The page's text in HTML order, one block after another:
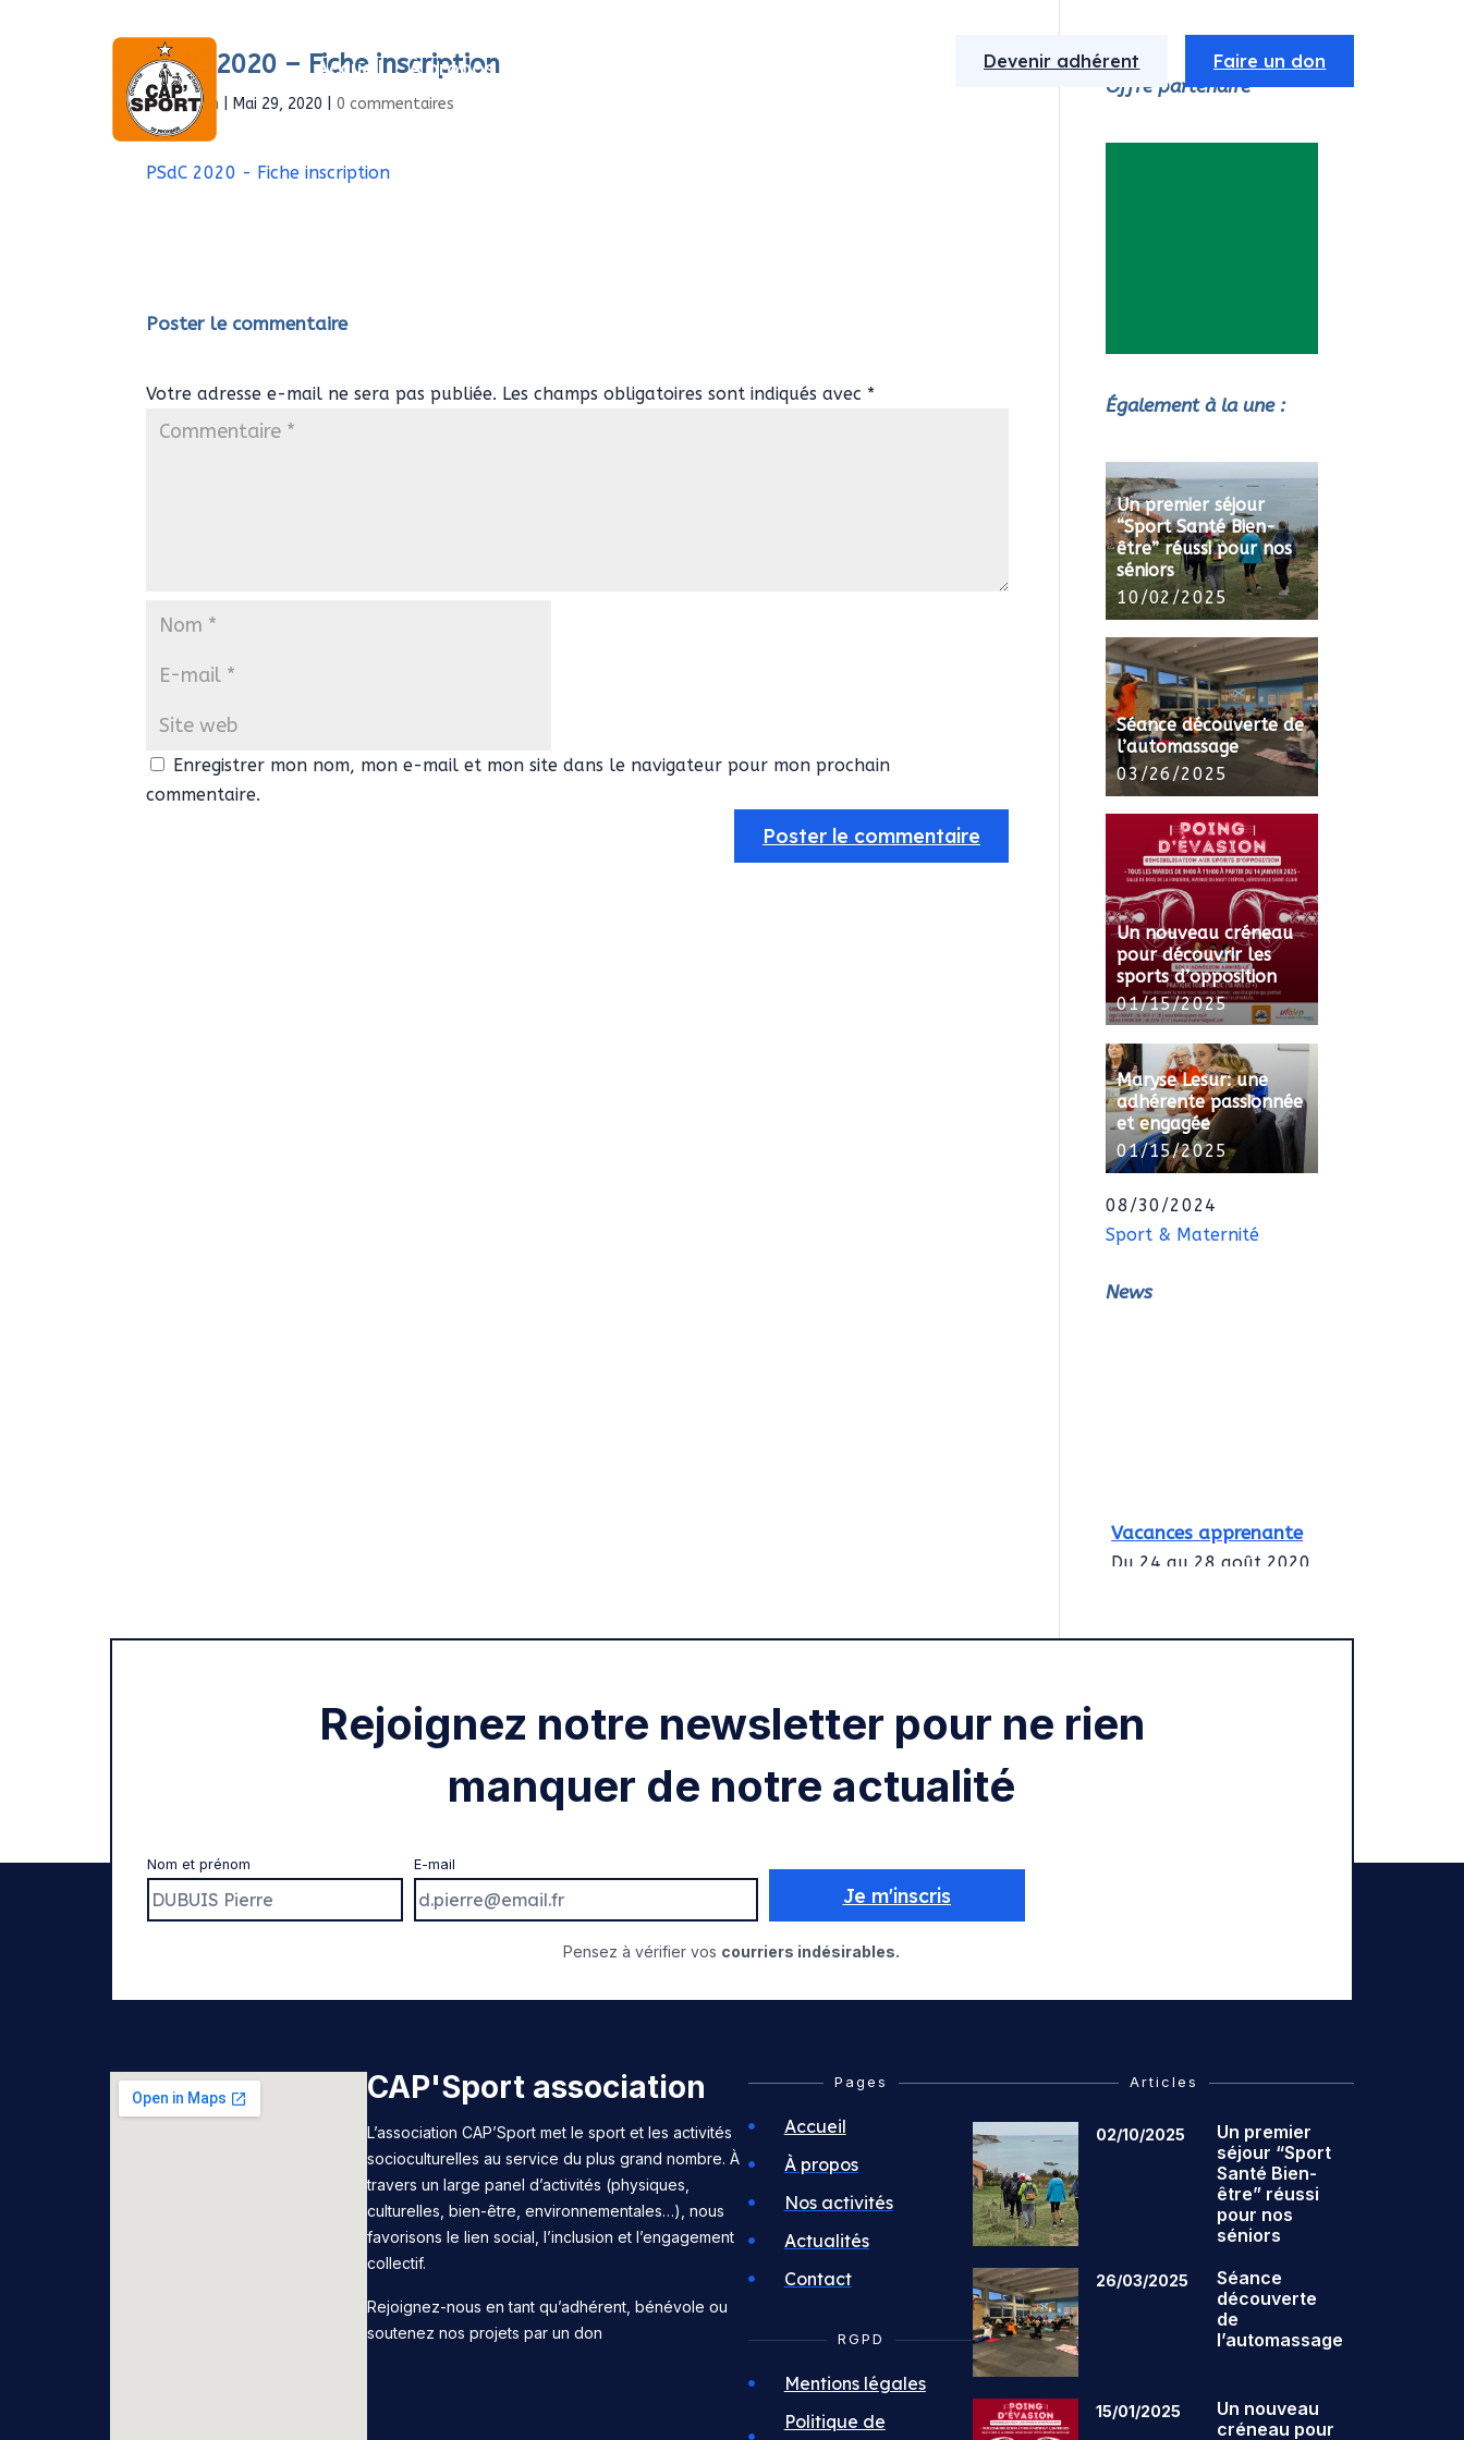
Accueil À propos Devenir adhérent Faire un don
PSdC 2020 – Fiche inscription
parAdmin Mai 29, 2020 |0 commentaires
PSdC 2020 - Fiche inscription
Poster le commentaire
Votre adresse e-mail ne sera pas publiée. Les champs obligatoires sont indiqués avec *
Enregistrer mon nom, mon e-mail et mon site dans le navigateur pour mon prochain
commentaire.
Offre partenaire
Également à la une :
Un premier séjour
“Sport Santé Bien-
être” réussi pour nos
séniors
10/02/2025
Séance découverte de
l’automassage
03/26/2025
Un nouveau créneau
pour découvrir les
sports d’opposition
01/15/2025
Maryse Lesur: une
adhérente passionnée
et engagée
01/15/2025
08/30/2024
Sport & Maternité
News
Vacances apprenante
Du 24 au 28 août 2020
services civiques
Rejoignez notre newsletter pour ne rien
manquer de notre actualité
Nom et prénom E-mail
Je m'inscris
Pensez à vérifier vos courriers indésirables.
CAP'Sport association
L’association CAP’Sport met le sport et les activités
socioculturelles au service du plus grand nombre. À
travers un large panel d’activités (physiques,
culturelles, bien-être, environnementales…), nous
favorisons le lien social, l’inclusion et l’engagement
collectif.
Rejoignez-nous en tant qu’adhérent, bénévole ou
soutenez nos projets par un don
Pages
Accueil
À propos
Nos activités
Actualités
Contact
RGPD
Mentions légales
Politique de
Articles
02/10/2025
Un premier
séjour “Sport
Santé Bien-
être” réussi
pour nos
séniors
26/03/2025
Séance
découverte
de
l’automassage
15/01/2025
Un nouveau
créneau pour